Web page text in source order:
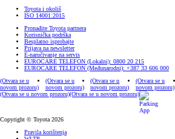
Toyota i okoliš
ISO 14001:2015
Pronađite Toyota partnera
Korisnička podrška
Besplatno isprobajte
Prijava na newsletter
E-naručivanje na servis
EUROCARE TELEFON (Lokalni): 0800 20 215
EUROCARE TELEFON (Međunarodni): +387 33 606 000
(Otvara se u
novom prozoru)
(Otvara se u
novom prozoru)
(Otvara se u
novom prozoru)
(Otvara se u
novom prozoru)
(Otvara se u novom prozoru)(Otvara se u novom prozoru)
Copyright © Toyota 2026
Pravila korištenja